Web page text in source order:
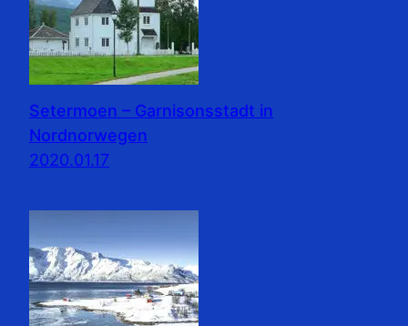
Setermoen – Garnisonsstadt in
Nordnorwegen
2020.01.17